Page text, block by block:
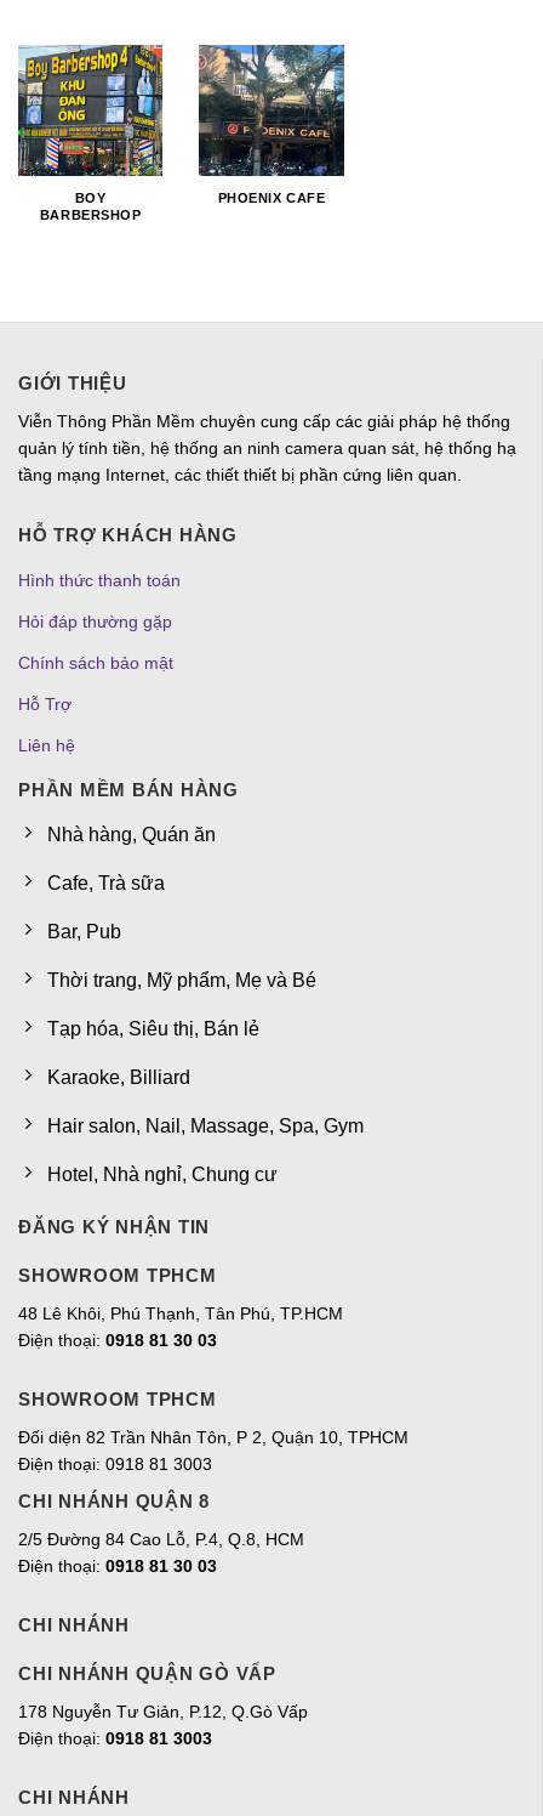
BOY
BARBERSHOP
PHOENIX CAFE
GIỚI THIỆU
Viễn Thông Phần Mềm chuyên cung cấp các giải pháp hệ thống
quản lý tính tiền, hệ thống an ninh camera quan sát, hệ thống hạ
tầng mạng Internet, các thiết thiết bị phần cứng liên quan.
HỖ TRỢ KHÁCH HÀNG
Hình thức thanh toán
Hỏi đáp thường gặp
Chính sách bảo mật
Hỗ Trợ
Liên hệ
PHẦN MỀM BÁN HÀNG
Nhà hàng, Quán ăn
Cafe, Trà sữa
Bar, Pub
Thời trang, Mỹ phẩm, Mẹ và Bé
Tạp hóa, Siêu thị, Bán lẻ
Karaoke, Billiard
Hair salon, Nail, Massage, Spa, Gym
Hotel, Nhà nghỉ, Chung cư
ĐĂNG KÝ NHẬN TIN
SHOWROOM TPHCM
48 Lê Khôi, Phú Thạnh, Tân Phú, TP.HCM
Điện thoại: 0918 81 30 03
SHOWROOM TPHCM
Đối diện 82 Trần Nhân Tôn, P 2, Quận 10, TPHCM
Điện thoại: 0918 81 3003
CHI NHÁNH QUẬN 8
2/5 Đường 84 Cao Lỗ, P.4, Q.8, HCM
Điện thoại: 0918 81 30 03
CHI NHÁNH
CHI NHÁNH QUẬN GÒ VẤP
178 Nguyễn Tư Giản, P.12, Q.Gò Vấp
Điện thoại: 0918 81 3003
CHI NHÁNH